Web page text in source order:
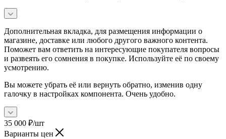
Дополнительная вкладка, для размещения информации о
магазине, доставке или любого другого важного контента.
Поможет вам ответить на интересующие покупателя вопросы
и развеять его сомнения в покупке. Используйте её по своему
усмотрению.
Вы можете убрать её или вернуть обратно, изменив одну
галочку в настройках компонента. Очень удобно.
35 000 ₽/шт
Варианты цен